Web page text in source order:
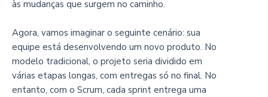
às mudanças que surgem no caminho.
Agora, vamos imaginar o seguinte cenário: sua
equipe está desenvolvendo um novo produto. No
modelo tradicional, o projeto seria dividido em
várias etapas longas, com entregas só no final. No
entanto, com o Scrum, cada sprint entrega uma